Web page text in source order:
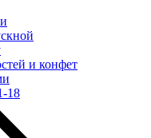
и конфет
18